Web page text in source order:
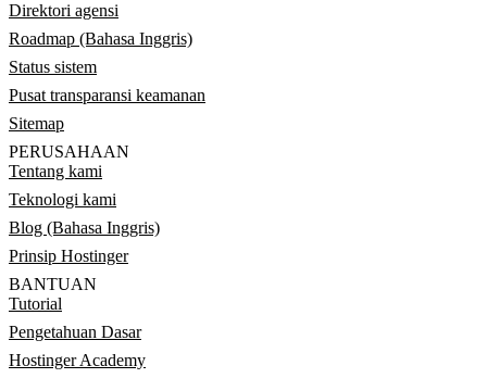
Direktori agensi
Roadmap (Bahasa Inggris)
Status sistem
Pusat transparansi keamanan
Sitemap
PERUSAHAAN
Tentang kami
Teknologi kami
Blog (Bahasa Inggris)
Prinsip Hostinger
BANTUAN
Tutorial
Pengetahuan Dasar
Hostinger Academy